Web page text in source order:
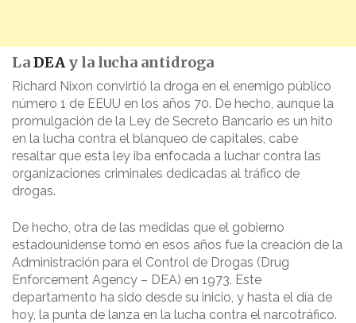
LaDEA y la lucha antidroga
Richard Nixon convirtió la droga en el enemigo público
número 1 de EEUU en los años 70. De hecho, aunque la
promulgación de la Ley de Secreto Bancario es un hito
en la lucha contra el blanqueo de capitales, cabe
resaltar que esta ley iba enfocada a luchar contra las
organizaciones criminales dedicadas al tráfico de
drogas.
De hecho, otra de las medidas que el gobierno
estadounidense tomó en esos años fue la creación de la
Administración para el Control de Drogas (Drug
Enforcement Agency – DEA) en 1973. Este
departamento ha sido desde su inicio, y hasta el día de
hoy, la punta de lanza en la lucha contra el narcotráfico.